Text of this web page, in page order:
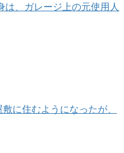
、ガレージ上の元使用人
に住むようになったが、